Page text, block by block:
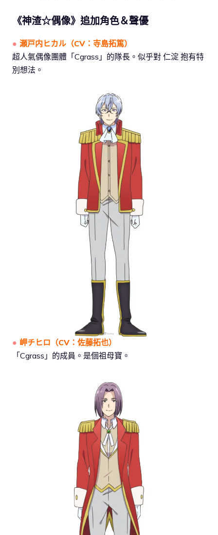
《神渣☆偶像》追加角色＆聲優
● 瀬戸内ヒカル（CV：寺島拓篤）
超人氣偶像團體「Cgrass」的隊長。似乎對 仁淀 抱有特
別想法。
● 岬チヒロ （CV：佐藤拓也）
「Cgrass」的成員。是個祖母寶。